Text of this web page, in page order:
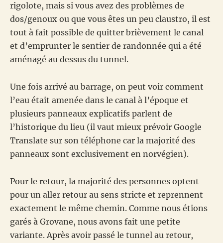
rigolote, mais si vous avez des problèmes de
dos/genoux ou que vous êtes un peu claustro, il est
tout à fait possible de quitter brièvement le canal
et d’emprunter le sentier de randonnée qui a été
aménagé au dessus du tunnel.
Une fois arrivé au barrage, on peut voir comment
l’eau était amenée dans le canal à l’époque et
plusieurs panneaux explicatifs parlent de
l’historique du lieu (il vaut mieux prévoir Google
Translate sur son téléphone car la majorité des
panneaux sont exclusivement en norvégien).
Pour le retour, la majorité des personnes optent
pour un aller retour au sens stricte et reprennent
exactement le même chemin. Comme nous étions
garés à Grovane, nous avons fait une petite
variante. Après avoir passé le tunnel au retour,